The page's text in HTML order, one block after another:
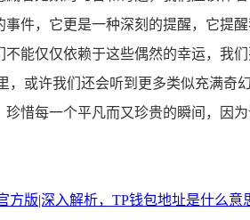
事件，它更是一种深刻的提醒，它提
不能仅仅依赖于这些偶然的幸运，我
，或许我们还会听到更多类似充满奇
珍惜每一个平凡而又珍贵的瞬间，因
方版|深入解析，TP钱包地址是什么意